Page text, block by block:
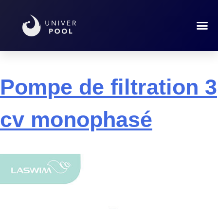
Marque : LASWIM
Pompe de filtration 3
cv monophasé